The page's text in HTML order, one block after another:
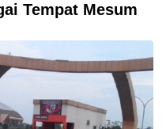
Tempat Mesum